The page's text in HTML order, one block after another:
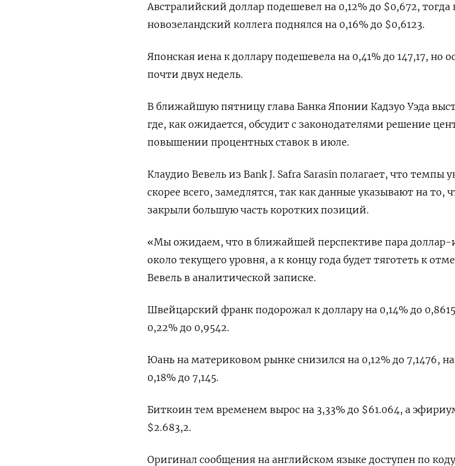
Австралийский доллар подешевел на 0,12% до $0,672, тогда
новозеландский коллега поднялся на 0,16% до $0,6123.
Японская иена к доллару подешевела на 0,41% до 147,17, но
почти двух недель.
В ближайшую пятницу глава Банка Японии Кадзуо Уэда
где, как ожидается, обсудит с законодателями решение
повышении процентных ставок в июле.
Клаудио Вевель из Bank J. Safra Sarasin полагает, что темпы
скорее всего, замедлятся, так как данные указывают на то,
закрыли большую часть коротких позиций.
«Мы ожидаем, что в ближайшей перспективе пара доллар-
около текущего уровня, а к концу года будет тяготеть к
Вевель в аналитической записке.
Швейцарский франк подорожал к доллару на 0,14% до
0,22% до 0,9542.
Юань на материковом рынке снизился на 0,12% до 7,1476,
0,18% до 7,145.
Биткоин тем временем вырос на 3,33% до $61.064, а
$2.683,2.
Оригинал сообщения на английском языке доступен по